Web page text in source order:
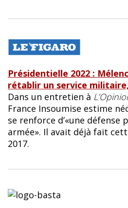
Présidentielle 2022 :
rétablir un service
Dans un entretien à
France Insoumise estime
se renforce d’«une défense
armée». Il avait déjà fait
2017.